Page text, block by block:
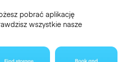
pobrać aplikację
wszystkie nasze